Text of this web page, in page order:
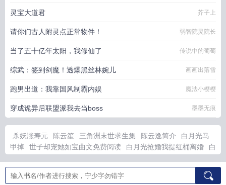
灵宝大道君 芥子上
请你们古人附灵点正常物件！ 弱智院灵院长
当了五十亿年太阳，我修仙了 传说中的葡萄
综武：签到剑魔！透爆黑丝林婉儿 画画出落雪
跑男出道：我靠国风制霸内娱 魔法小樱樱
穿成诡异后联盟派我去当boss 墨墨无痕
杀妖涨寿元 陈云笙 三角洲末世求生集 陈云逸简介
白月光马
甲掉
世子却宠她如宝曲文免费阅读 白月光抢婚我提红桶离婚
白
馆 淮游 txt
第45章世子 出差的旅馆淮游免费阅读
世子妃如锦
竹
出差的旅游 淮游 长风渡吻戏是真亲还是假亲 出差的旅馆讲